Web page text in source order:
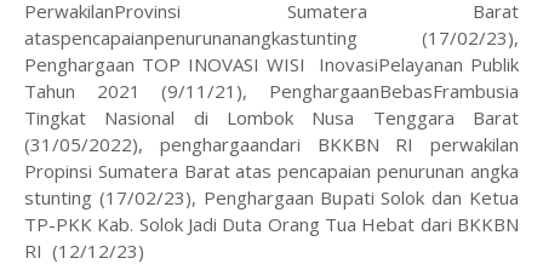
PerwakilanProvinsi Sumatera Barat
ataspencapaianpenurunanangkastunting (17/02/23),
Penghargaan TOP INOVASI WISI InovasiPelayanan Publik
Tahun 2021 (9/11/21), PenghargaanBebasFrambusia
Tingkat Nasional di Lombok Nusa Tenggara Barat
(31/05/2022), penghargaandari BKKBN RI perwakilan
Propinsi Sumatera Barat atas pencapaian penurunan angka
stunting (17/02/23), Penghargaan Bupati Solok dan Ketua
TP-PKK Kab. Solok Jadi Duta Orang Tua Hebat dari BKKBN
RI (12/12/23)